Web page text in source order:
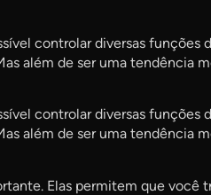
controlar diversas funções
além de ser uma tendência
controlar diversas funções
além de ser uma tendência
Elas permitem que você